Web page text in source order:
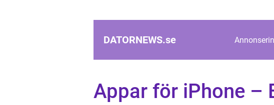
DATORNEWS.se
Appar för iPhone –